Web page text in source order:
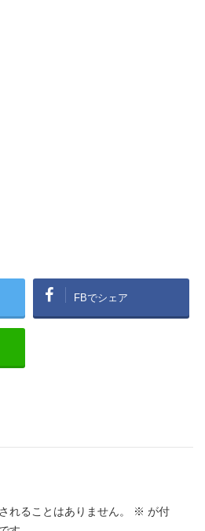
FBでシェア
れることはありません。 ※ が付